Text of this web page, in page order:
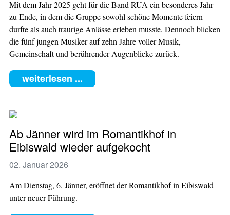
Mit dem Jahr 2025 geht für die Band RUA ein besonderes Jahr
zu Ende, in dem die Gruppe sowohl schöne Momente feiern
durfte als auch traurige Anlässe erleben musste. Dennoch blicken
die fünf jungen Musiker auf zehn Jahre voller Musik,
Gemeinschaft und berührender Augenblicke zurück.
weiterlesen ...
Ab Jänner wird im Romantikhof in
Eibiswald wieder aufgekocht
02. Januar 2026
Am Dienstag, 6. Jänner, eröffnet der Romantikhof in Eibiswald
unter neuer Führung.